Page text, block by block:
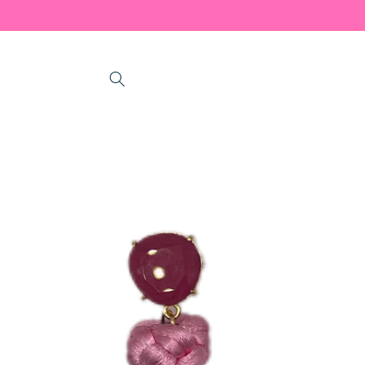
Skip to
product
information